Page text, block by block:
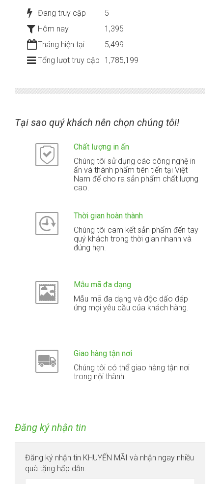
Đang truy cập
5
Hôm nay
1,395
Tháng hiện tại
5,499
Tổng lượt truy cập
1,785,199
Tại sao quý khách nên chọn chúng tôi!
Chất lượng in ấn
Chúng tôi sử dụng các công nghệ in
ấn và thành phẩm tiên tiến tại Việt
Nam để cho ra sản phẩm chất lượng
cao.
Thời gian hoàn thành
Chúng tôi cam kết sản phẩm đến tay
quý khách trong thời gian nhanh và
đúng hẹn.
Mẫu mã đa dạng
Mẫu mã đa dạng và độc dấo đáp
ứng mọi yêu cầu của khách hàng.
Giao hàng tận nơi
Chúng tôi có thể giao hàng tận nơi
trong nội thành.
Đăng ký nhận tin
Đăng ký nhận tin KHUYẾN MÃI và nhận ngay nhiều
quà tặng hấp dẫn.